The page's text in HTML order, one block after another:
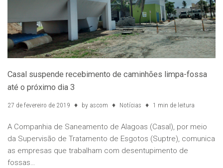
Casal suspende recebimento de caminhões limpa-fossa
até o próximo dia 3
27 de fevereiro de 2019 by ascom Notícias 1 min de leitura
A Companhia de Saneamento de Alagoas (Casal), por meio
da Supervisão de Tratamento de Esgotos (Suptre), comunica
as empresas que trabalham com desentupimento de
fossas…